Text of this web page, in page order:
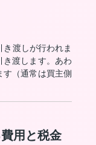
渡しが行われま
き渡します。あわ
す（通常は買主側
用と税金